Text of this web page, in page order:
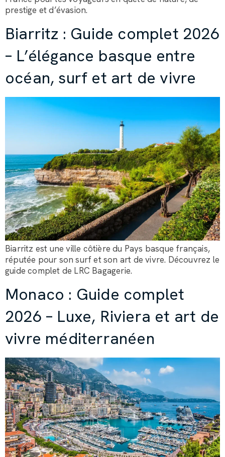
prestige et d’évasion.
Biarritz : Guide complet 2026
– L’élégance basque entre
océan, surf et art de vivre
Biarritz est une ville côtière du Pays basque français,
réputée pour son surf et son art de vivre. Découvrez le
guide complet de LRC Bagagerie.
Monaco : Guide complet
2026 – Luxe, Riviera et art de
vivre méditerranéen